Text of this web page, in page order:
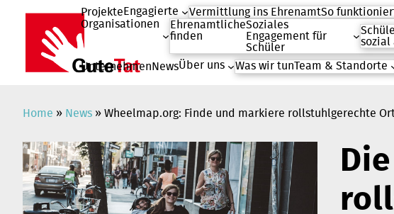
springen
Projekte Engagierte Vermittlung ins EhrenamtSo
Organisationen
Ehrenamtliche
finden
Soziales
Engagement für
Schüler
sozial
UnternehmenNewsÜber uns Was wir tunTeam & Standorte
Home » News » Wheelmap.org: Finde und markiere rollstuhlgerechte